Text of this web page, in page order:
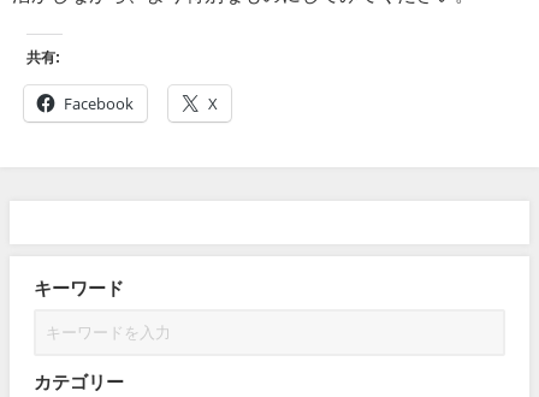
共有:
Facebook X
キーワード
カテゴリー